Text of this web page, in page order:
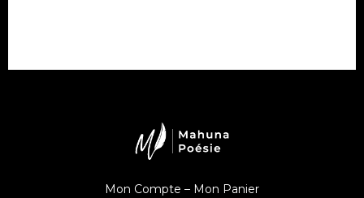
Mon Compte – Mon Panier